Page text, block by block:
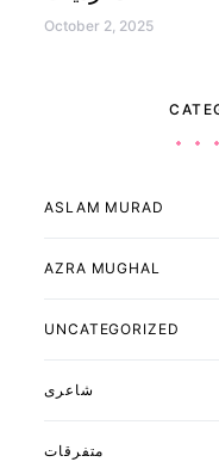
October 2, 2025
ASLAM MURAD
AZRA MUGHAL
UNCATEGORIZED
شاعری
متفرقات